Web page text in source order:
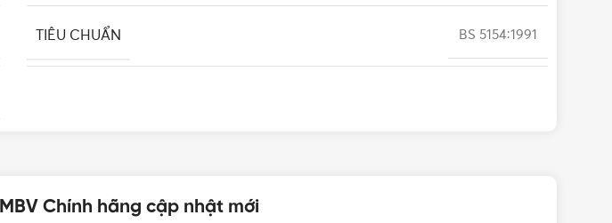
TIÊU CHUẨN BS 5154:1991
Chính hãng cập nhật mới